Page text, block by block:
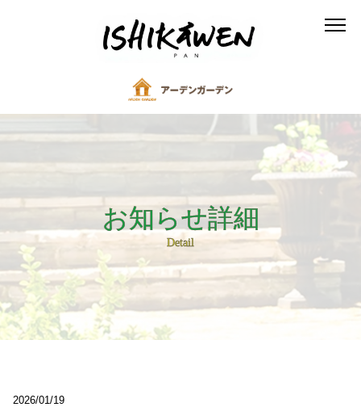
お知らせ詳細
Detail
2026/01/19